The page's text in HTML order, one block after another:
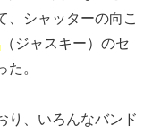
、シャッターの向こ
（ジャスキー） のセ
。
、いろんなバンド